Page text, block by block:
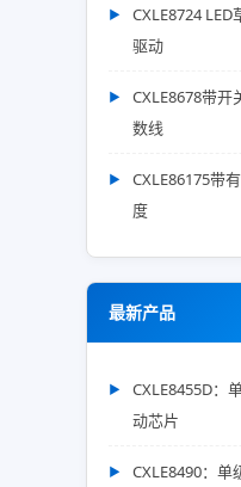
CXLE8724
驱动
CXLE8678带
数线
CXLE86175带
度
最新产品
CXLE8455D：
动芯片
CXLE8490：单